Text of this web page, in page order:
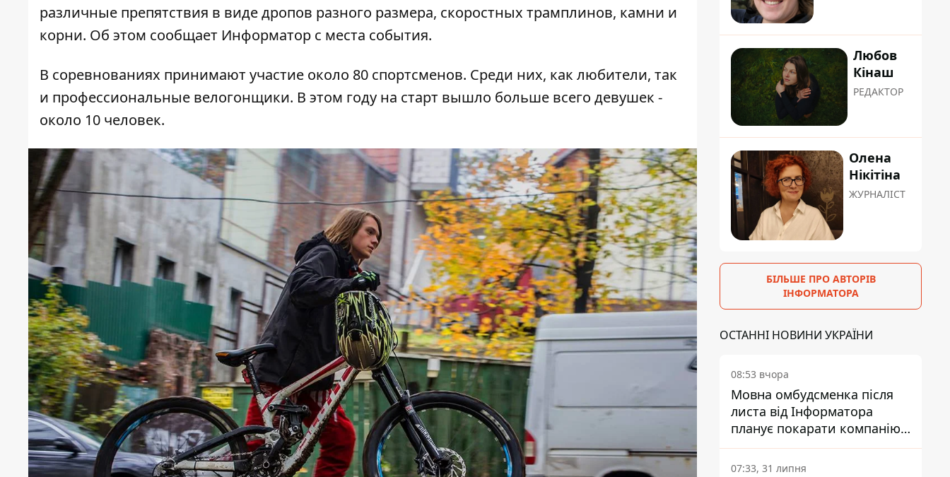
различные препятствия в виде дропов разного размера, скоростных трамплинов, камни и
корни. Об этом сообщает Информатор с места события.
В соревнованиях принимают участие около 80 спортсменов. Среди них, как любители, так
и профессиональные велогонщики. В этом году на старт вышло больше всего девушек -
около 10 человек.
Любов
Кінаш
РЕДАКТОР
Олена
Нікітіна
ЖУРНАЛІСТ
БІЛЬШЕ ПРО АВТОРІВ
ІНФОРМАТОРА
ОСТАННІ НОВИНИ УКРАЇНИ
08:53 вчора
Мовна омбудсменка після
листа від Інформатора
планує покарати компанію-
підрядника ПриватБанку
07:33, 31 липня